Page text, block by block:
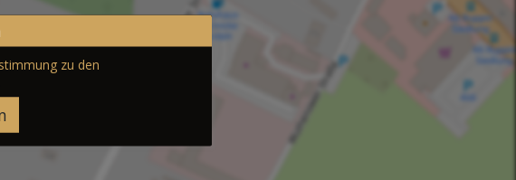
zu den